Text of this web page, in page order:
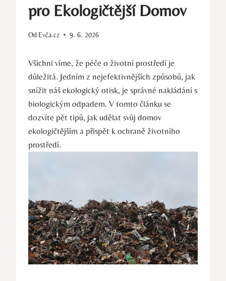
pro Ekologičtější Domov
Od Evča.cz 9. 6. 2026
Všichni víme, že péče o životní prostředí je
důležitá. Jedním z nejefektivnějších způsobů, jak
snížit náš ekologický otisk, je správné nakládání s
biologickým odpadem. V tomto článku se
dozvíte pět tipů, jak udělat svůj domov
ekologičtějším a přispět k ochraně životního
prostředí.